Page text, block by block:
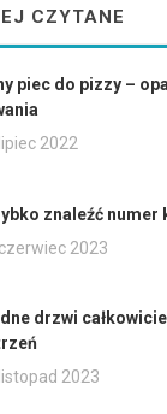
CZYTANE
piec do pizzy –
2022
znaleźć numer
2023
drzwi
2023